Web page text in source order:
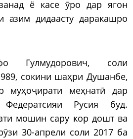
ё касе ӯро дар ягон
азим дидаасту даракашро
Гулмудорович, соли
сокини шаҳри Душанбе,
муҳоҷирати меҳнатӣ дар
Русия буд.
мошин сару кор дошт ва
30-апрели соли 2017 ба